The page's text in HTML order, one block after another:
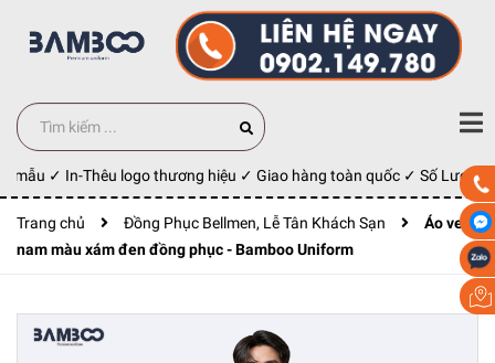
✓ In-Thêu logo thương hiệu ✓ Giao hàng toàn quốc ✓ Số Lượng
Trang chủ Đồng Phục Bellmen, Lễ Tân Khách Sạn
Áo vest
nam màu xám đen đồng phục - Bamboo Uniform